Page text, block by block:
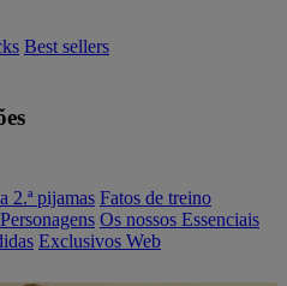
Best sellers
2.ª pijamas Fatos de treino
Personagens Os nossos Essenciais
Exclusivos Web